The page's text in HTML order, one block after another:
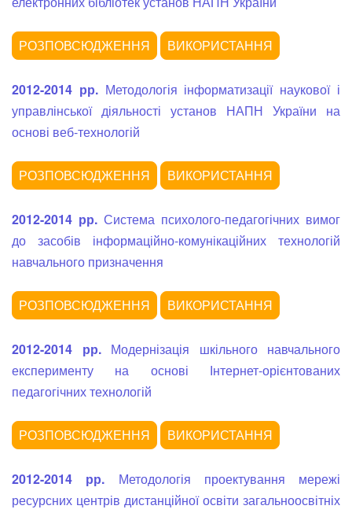
2012-2014 рр.Методологія інформатизації наукової і
управлінської діяльності установ НАПН України на
основі веб-технологій
2012-2014 рр. Система психолого-педагогічних вимог
до засобів інформаційно-комунікаційних технологій
навчального призначення
2012-2014 рр.Модернізація шкіль­ного навчаль­но­го
експери­менту на основі Інтернет-орієн­тованих
педагогічних техноло­гій
2012-2014 рр. Методологія проектування мережі
ресурсних центрів дистанційної освіти загальноосвітніх